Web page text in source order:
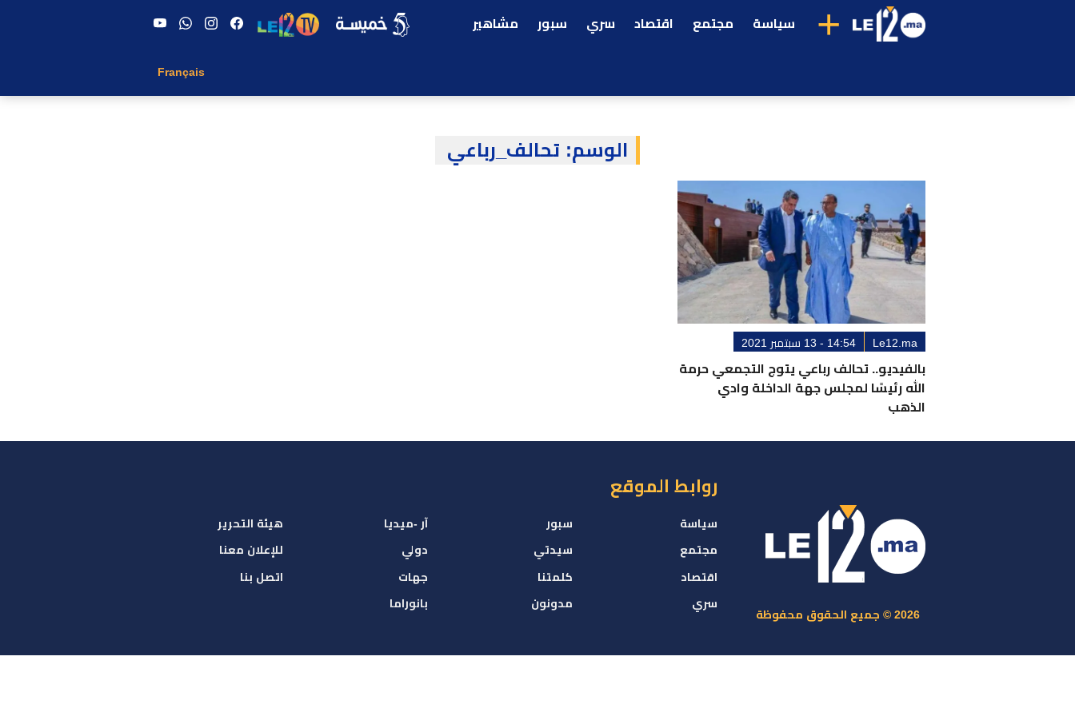
+ سياسة مجتمع اقتصاد سري سبور مشاهير
Français
الوسم: تحالف_رباعي
Le12.ma 14:54 - 13 سبتمبر 2021
بالفيديو.. تحالف رباعي يتوج التجمعي حرمة
الله رئيسًا لمجلس جهة الداخلة وادي
الذهب
2026 © جميع الحقوق محفوظة
روابط الموقع
سياسة
مجتمع
اقتصاد
سري
سبور
سيدتي
كلمتنا
مدونون
آر -ميديا
دولي
جهات
بانوراما
هيئة التحرير
للإعلان معنا
اتصل بنا